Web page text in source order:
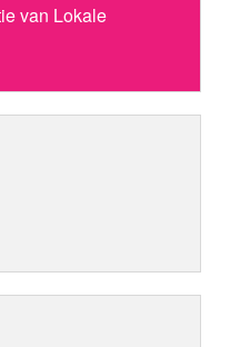
van Lokale